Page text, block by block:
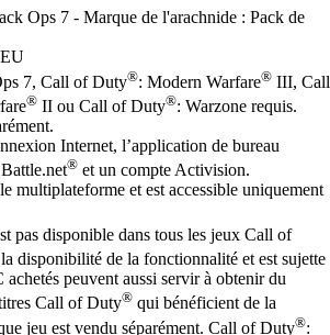
Ops 7 - Marque de l'arachnide : Pack de
7, Call of Duty®: Modern Warfare® III, Call
® II ou Call of Duty®: Warzone requis.
Internet, l’application de bureau
® et un compte Activision.
multiplateforme et est accessible uniquement
pas disponible dans tous les jeux Call of
disponibilité de la fonctionnalité et est sujette
peuvent aussi servir à obtenir du
Call of Duty® qui bénéficient de la
jeu est vendu séparément. Call of Duty®: